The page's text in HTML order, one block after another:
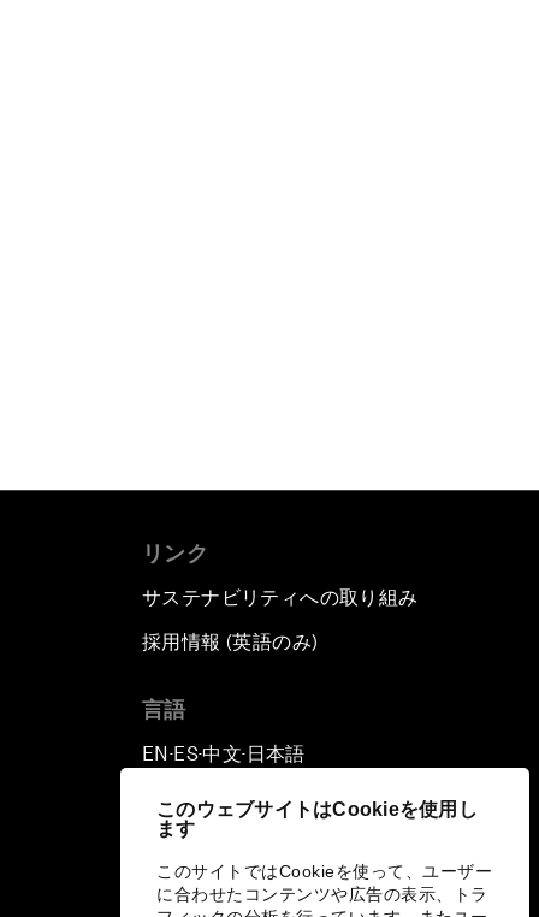
このウェブサイトはCookieを使用し
ます
このサイトではCookieを使って、ユーザー
に合わせたコンテンツや広告の表示、トラ
リンク
サステナビリティへの取り組み
採用情報 (英語のみ)
言語
EN ▪ ES▪中文▪ 日本語